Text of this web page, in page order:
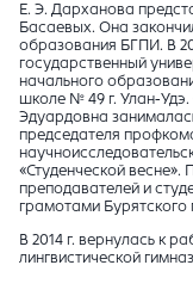
Е. Э. Дарханова
Басаевых. Она
образования БГПИ. В
государственный
начального
школе № 49 г. Улан-
Эдуардовна
председателя
«Студенческой весне».
преподавателей и
грамотами Бурятского
В 2014 г. вернулась к
лингвистической